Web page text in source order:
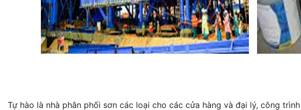
Tự hào là nhà phân phối sơn các loại cho các cửa hàng và đại lý, công